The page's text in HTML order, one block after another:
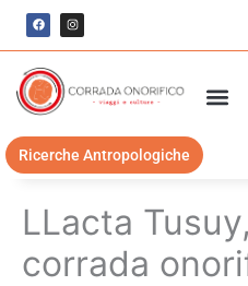
F
a
c
e
b
o
o
k
I
n
s
t
r
a
Ricerche Antropologiche
LLacta
corrada